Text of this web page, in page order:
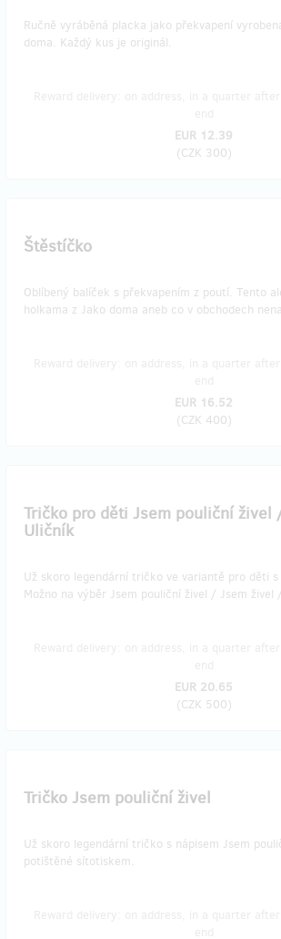
Ručně vyráběná placka jako překvapení
doma. Každý kus je originál.
EUR 12.39
(CZK 300)
Štěstíčko
Oblíbený balíček s překvapením z poutí. Tento
holkama z Jako doma aneb co v obchodech
EUR 16.52
(CZK 400)
Tričko pro děti Jsem pouliční
Uličník
Už skoro legendární tričko ve variantě pro děti
Možno na výběr Jsem pouliční živel / Jsem živel
EUR 20.65
(CZK 500)
Tričko Jsem pouliční živel
Už skoro legendární tričko s nápisem Jsem
potištěné sítotiskem.